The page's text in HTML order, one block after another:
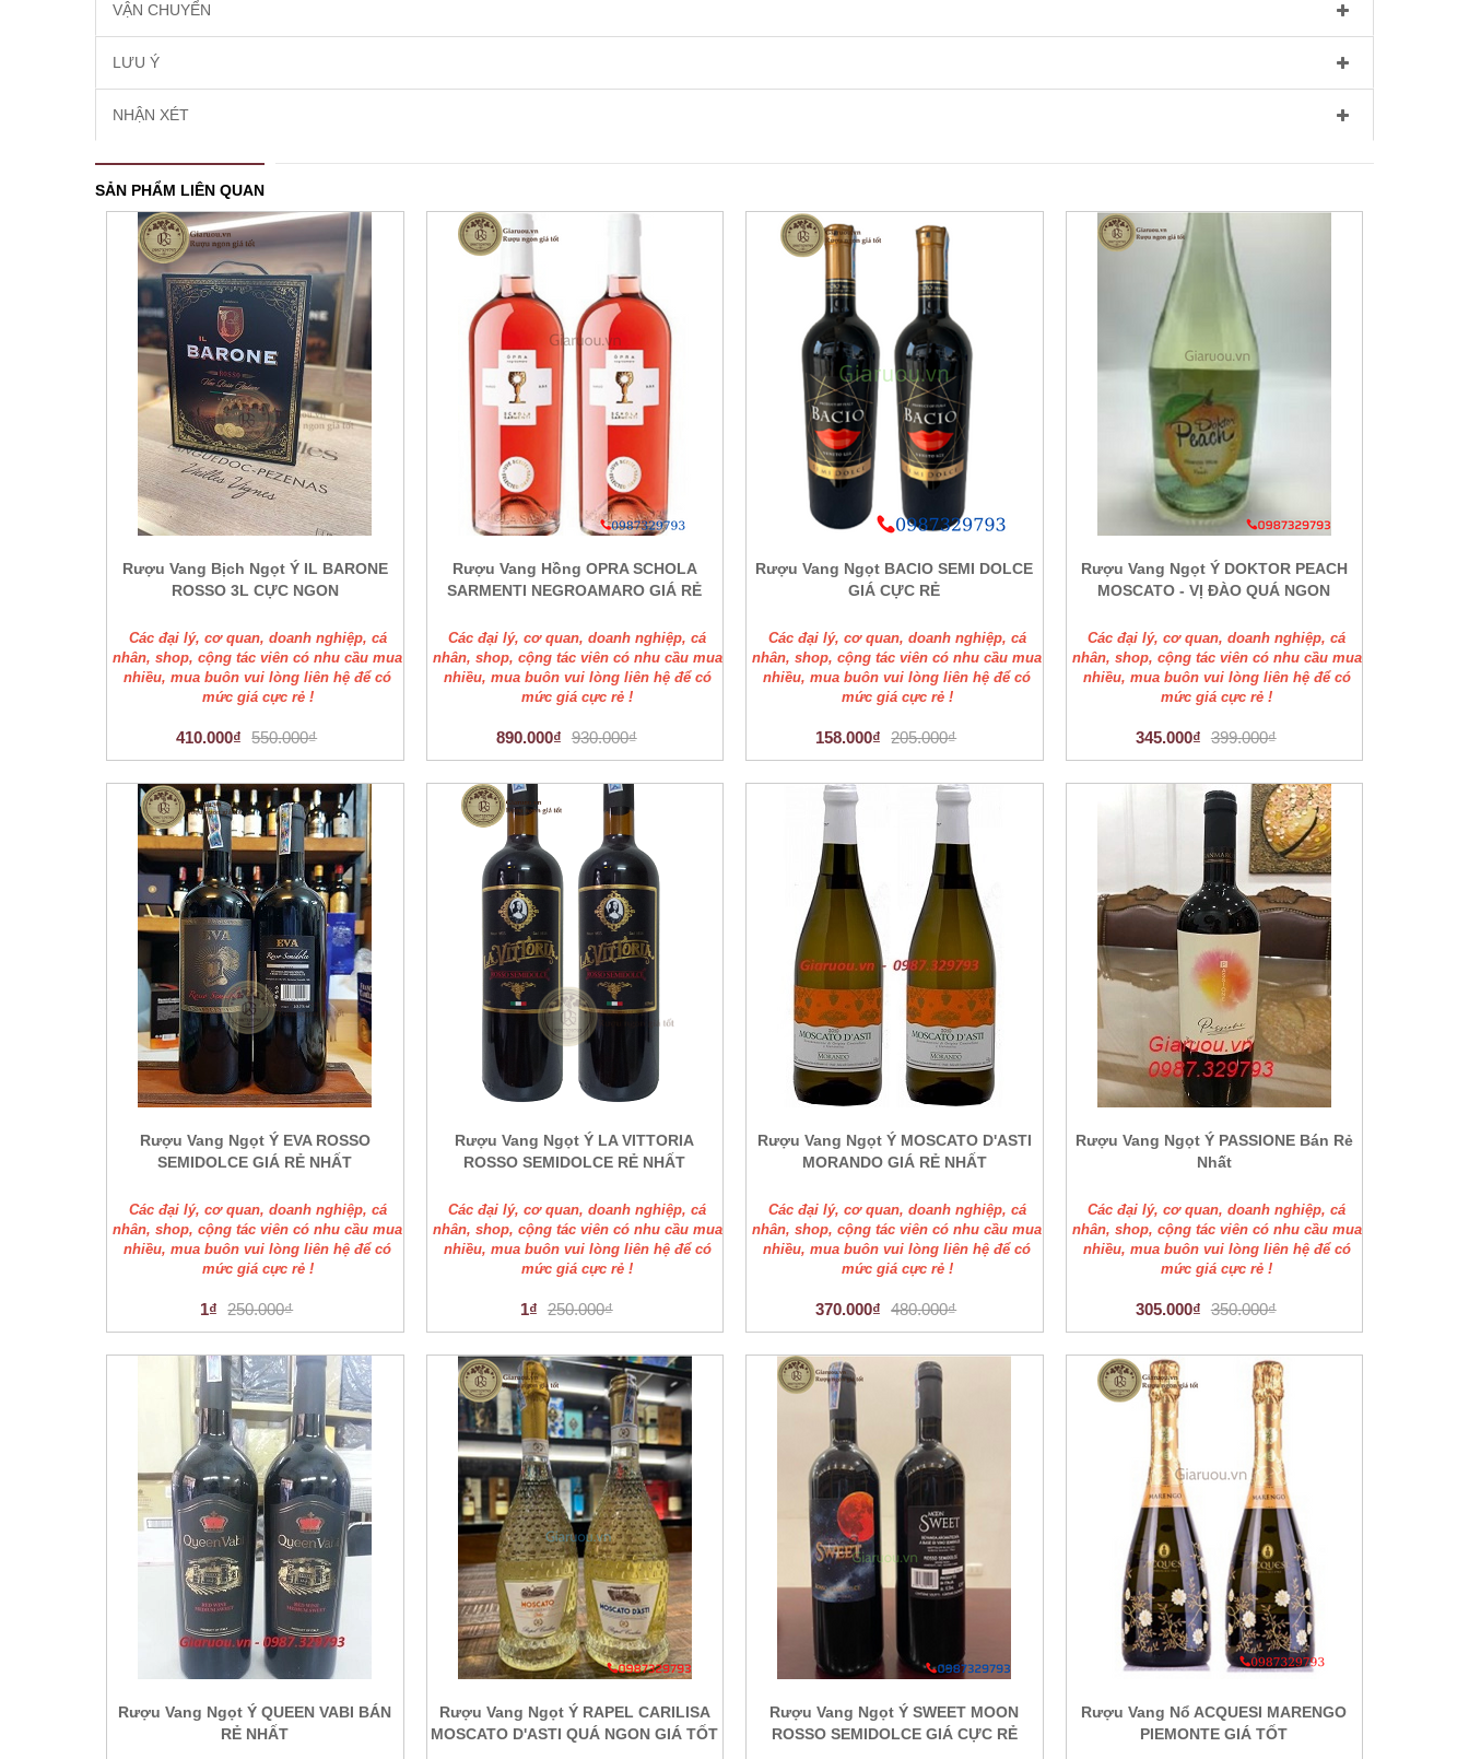
VẬN CHUYỂN
LƯU Ý
NHẬN XÉT
SẢN PHẨM LIÊN QUAN
Rượu Vang Bịch Ngọt Ý IL BARONE
ROSSO 3L CỰC NGON
Các đại lý, cơ quan, doanh nghiệp, cá
nhân, shop, cộng tác viên có nhu cầu mua
nhiều, mua buôn vui lòng liên hệ để có
mức giá cực rẻ !
410.000₫ 550.000₫
Rượu Vang Hồng OPRA SCHOLA
SARMENTI NEGROAMARO GIÁ RẺ
Các đại lý, cơ quan, doanh nghiệp, cá
nhân, shop, cộng tác viên có nhu cầu mua
nhiều, mua buôn vui lòng liên hệ để có
mức giá cực rẻ !
890.000₫ 930.000₫
Rượu Vang Ngọt BACIO SEMI DOLCE
GIÁ CỰC RẺ
Các đại lý, cơ quan, doanh nghiệp, cá
nhân, shop, cộng tác viên có nhu cầu mua
nhiều, mua buôn vui lòng liên hệ để có
mức giá cực rẻ !
158.000₫ 205.000₫
Rượu Vang Ngọt Ý DOKTOR PEACH
MOSCATO - VỊ ĐÀO QUÁ NGON
Các đại lý, cơ quan, doanh nghiệp, cá
nhân, shop, cộng tác viên có nhu cầu mua
nhiều, mua buôn vui lòng liên hệ để có
mức giá cực rẻ !
345.000₫ 399.000₫
Rượu Vang Ngọt Ý EVA ROSSO
SEMIDOLCE GIÁ RẺ NHẤT
Các đại lý, cơ quan, doanh nghiệp, cá
nhân, shop, cộng tác viên có nhu cầu mua
nhiều, mua buôn vui lòng liên hệ để có
mức giá cực rẻ !
1₫ 250.000₫
Rượu Vang Ngọt Ý LA VITTORIA
ROSSO SEMIDOLCE RẺ NHẤT
Các đại lý, cơ quan, doanh nghiệp, cá
nhân, shop, cộng tác viên có nhu cầu mua
nhiều, mua buôn vui lòng liên hệ để có
mức giá cực rẻ !
1₫ 250.000₫
Rượu Vang Ngọt Ý MOSCATO D'ASTI
MORANDO GIÁ RẺ NHẤT
Các đại lý, cơ quan, doanh nghiệp, cá
nhân, shop, cộng tác viên có nhu cầu mua
nhiều, mua buôn vui lòng liên hệ để có
mức giá cực rẻ !
370.000₫ 480.000₫
Rượu Vang Ngọt Ý PASSIONE Bán Rẻ
Nhất
Các đại lý, cơ quan, doanh nghiệp, cá
nhân, shop, cộng tác viên có nhu cầu mua
nhiều, mua buôn vui lòng liên hệ để có
mức giá cực rẻ !
305.000₫ 350.000₫
Rượu Vang Ngọt Ý QUEEN VABI BÁN
RẺ NHẤT
Rượu Vang Ngọt Ý RAPEL CARILISA
MOSCATO D'ASTI QUÁ NGON GIÁ TỐT
Rượu Vang Ngọt Ý SWEET MOON
ROSSO SEMIDOLCE GIÁ CỰC RẺ
Rượu Vang Nổ ACQUESI MARENGO
PIEMONTE GIÁ TỐT